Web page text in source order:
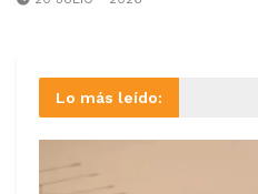
Lo más leído: